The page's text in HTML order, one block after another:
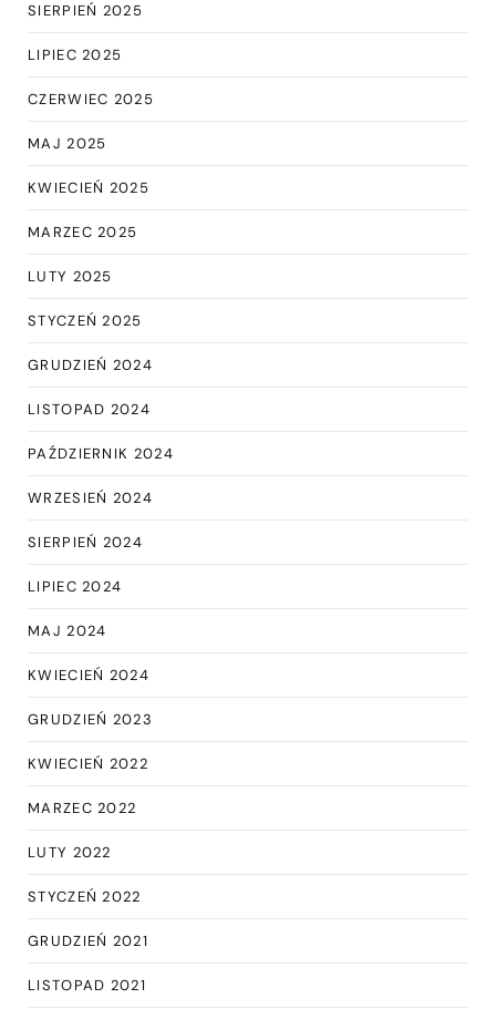
SIERPIEŃ 2025
LIPIEC 2025
CZERWIEC 2025
MAJ 2025
KWIECIEŃ 2025
MARZEC 2025
LUTY 2025
STYCZEŃ 2025
GRUDZIEŃ 2024
LISTOPAD 2024
PAŹDZIERNIK 2024
WRZESIEŃ 2024
SIERPIEŃ 2024
LIPIEC 2024
MAJ 2024
KWIECIEŃ 2024
GRUDZIEŃ 2023
KWIECIEŃ 2022
MARZEC 2022
LUTY 2022
STYCZEŃ 2022
GRUDZIEŃ 2021
LISTOPAD 2021